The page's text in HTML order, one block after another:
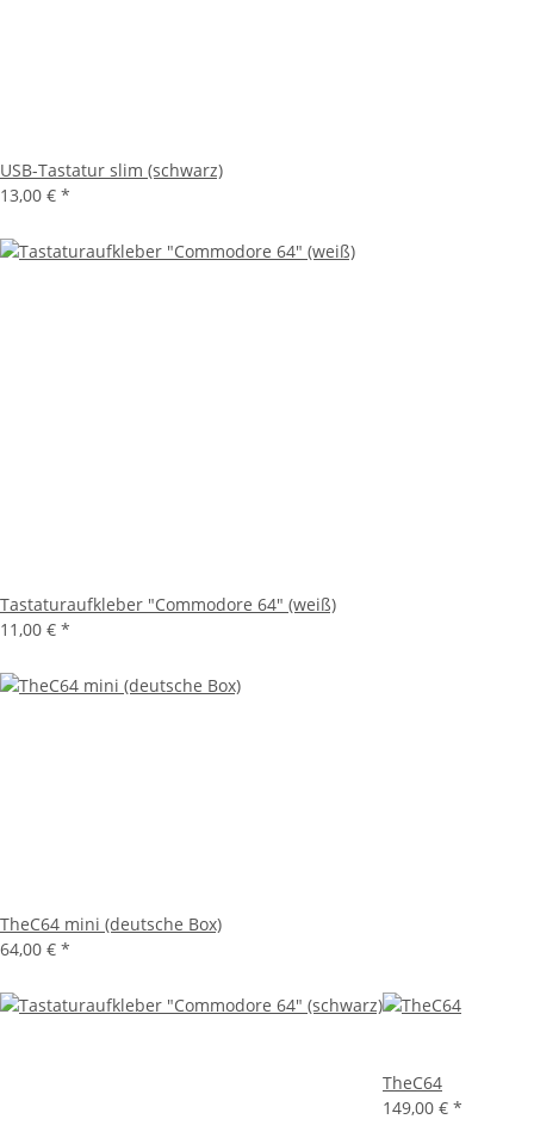
USB-Tastatur slim (schwarz)
13,00 € *
Tastaturaufkleber "Commodore 64" (weiß)
11,00 € *
TheC64 mini (deutsche Box)
64,00 € *
TheC64
149,00 € *